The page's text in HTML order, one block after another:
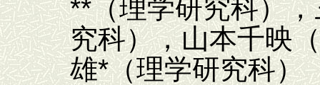
**（理学研究科）
究科），山本千映
雄*（理学研究科